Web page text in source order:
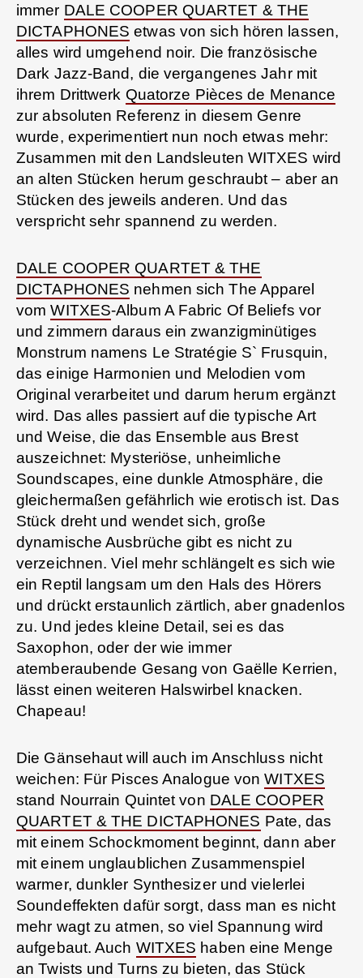
immer DALE COOPER QUARTET & THE
DICTAPHONES etwas von sich hören lassen,
alles wird umgehend noir. Die französische
Dark Jazz-Band, die vergangenes Jahr mit
ihrem Drittwerk Quatorze Pièces de Menance
zur absoluten Referenz in diesem Genre
wurde, experimentiert nun noch etwas mehr:
Zusammen mit den Landsleuten WITXES wird
an alten Stücken herum geschraubt – aber an
Stücken des jeweils anderen. Und das
verspricht sehr spannend zu werden.
DALE COOPER QUARTET & THE
DICTAPHONES nehmen sich The Apparel
vomWITXES-Album A Fabric Of Beliefs vor
und zimmern daraus ein zwanzigminütiges
Monstrum namens Le Stratégie S` Frusquin,
das einige Harmonien und Melodien vom
Original verarbeitet und darum herum ergänzt
wird. Das alles passiert auf die typische Art
und Weise, die das Ensemble aus Brest
auszeichnet: Mysteriöse, unheimliche
Soundscapes, eine dunkle Atmosphäre, die
gleichermaßen gefährlich wie erotisch ist. Das
Stück dreht und wendet sich, große
dynamische Ausbrüche gibt es nicht zu
verzeichnen. Viel mehr schlängelt es sich wie
ein Reptil langsam um den Hals des Hörers
und drückt erstaunlich zärtlich, aber gnadenlos
zu. Und jedes kleine Detail, sei es das
Saxophon, oder der wie immer
atemberaubende Gesang von Gaëlle Kerrien,
lässt einen weiteren Halswirbel knacken.
Chapeau!
Die Gänsehaut will auch im Anschluss nicht
weichen: Für Pisces Analogue vonWITXES
stand Nourrain Quintet von DALE COOPER
QUARTET & THE DICTAPHONES Pate, das
mit einem Schockmoment beginnt, dann aber
mit einem unglaublichen Zusammenspiel
warmer, dunkler Synthesizer und vielerlei
Soundeffekten dafür sorgt, dass man es nicht
mehr wagt zu atmen, so viel Spannung wird
aufgebaut. Auch WITXES haben eine Menge
an Twists und Turns zu bieten, das Stück